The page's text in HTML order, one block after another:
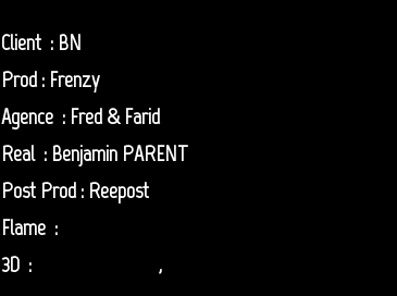
Client : BN
Prod : Frenzy
Agence : Fred & Farid
Real : Benjamin PARENT
Post Prod : Reepost
Flame :
3D :
Jerome PREOST,